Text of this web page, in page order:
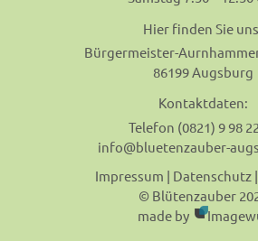
Hier finden Sie
Bürgermeister-
86199 Augsburg
Kontaktdaten:
Telefon (0821) 9 98
info@bluetenzauber-
Impressum | Datenschutz |
© Blütenzauber
made by